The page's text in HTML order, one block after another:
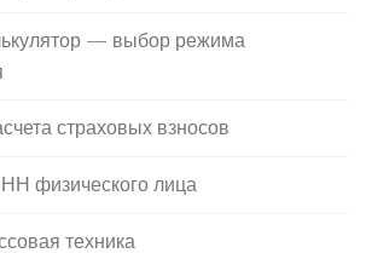
— выбор режима
страховых взносов
физического лица
техника